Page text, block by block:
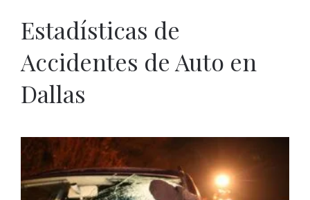
Estadísticas de
Accidentes de Auto en
Dallas